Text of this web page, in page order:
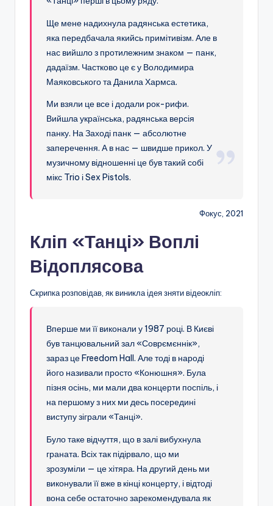
Ще мене надихнула радянська естетика,
яка передбачала якийсь примітивізм. Але в
нас вийшло з протилежним знаком — панк,
дадаїзм. Частково це є у Володимира
Маяковського та Данила Хармса.
Ми взяли це все і додали рок-рифи.
Вийшла українська, радянська версія
панку. На Заході панк — абсолютне
заперечення. А в нас — швидше прикол. У
музичному відношенні це був такий собі
мікс Trio і Sex Pistols.
Фокус, 2021
Кліп «Танці» Воплі
Відоплясова
Скрипка розповідав, як виникла ідея зняти відеокліп:
Вперше ми її виконали у 1987 році. В Києві
був танцювальний зал «Соврємєннік»,
зараз це Freedom Hall. Але тоді в народі
його називали просто «Конюшня». Була
пізня осінь, ми мали два концерти поспіль, і
на першому з них ми десь посередині
виступу зіграли «Танці».
Було таке відчуття, що в залі вибухнула
граната. Всіх так підірвало, що ми
зрозуміли — це хітяра. На другий день ми
виконували її вже в кінці концерту, і відтоді
вона себе остаточно зарекомендувала як